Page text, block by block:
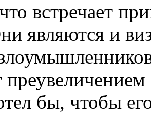
встречает
являются и
бы, чтобы